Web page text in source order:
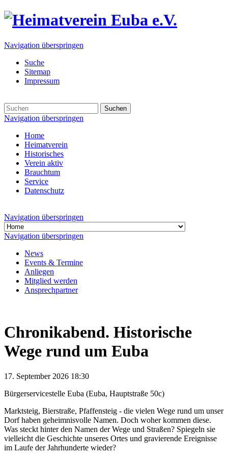
Navigation überspringen
Suche
Sitemap
Impressum
Suchen
Navigation überspringen
Home
Heimatverein
Historisches
Verein aktiv
Brauchtum
Service
Datenschutz
Navigation überspringen
Navigation überspringen
News
Events & Termine
Anliegen
Mitglied werden
Ansprechpartner
Chronikabend. Historische
Wege rund um Euba
17. September 2026 18:30
Bürgerservicestelle Euba (Euba, Hauptstraße 50c)
Marktsteig, Bierstraße, Pfaffensteig - die vielen Wege rund um unser
Dorf haben geheimnisvolle Namen. Doch woher kommen diese.
Was steckt hinter den Namen der Wege und Straßen? Spiegeln sie
vielleicht die Geschichte unseres Ortes und gravierende Ereignisse
im Laufe der Jahrhunderte wieder?